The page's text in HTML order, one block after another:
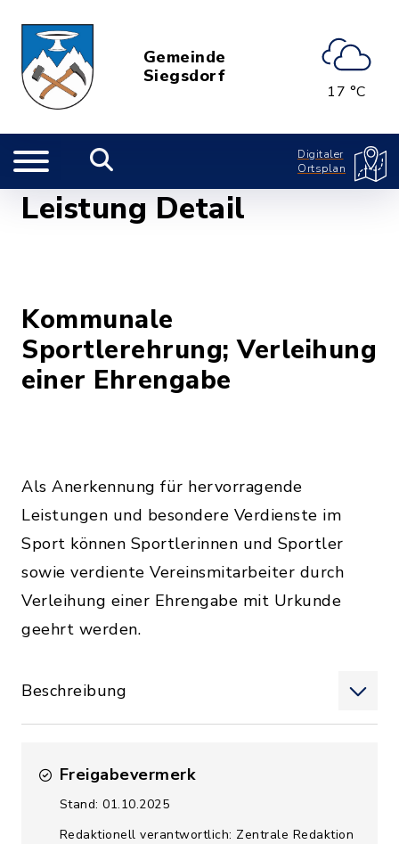
Gemeinde
Siegsdorf
17 °C
Digitaler
Ortsplan
Leistung Detail
Kommunale
Sportlerehrung; Verleihung
einer Ehrengabe
Als Anerkennung für hervorragende
Leistungen und besondere Verdienste im
Sport können Sportlerinnen und Sportler
sowie verdiente Vereinsmitarbeiter durch
Verleihung einer Ehrengabe mit Urkunde
geehrt werden.
Beschreibung
Freigabevermerk
Stand: 01.10.2025
Redaktionell verantwortlich: Zentrale Redaktion